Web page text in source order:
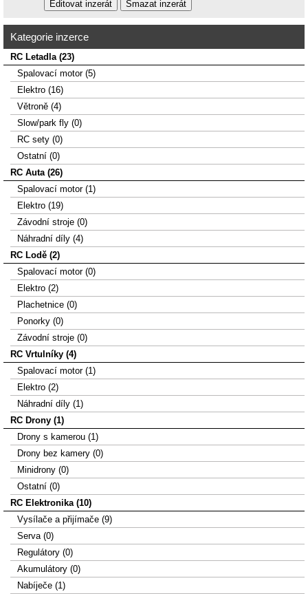
Kategorie inzerce
RC Letadla (23)
Spalovací­ motor (5)
Elektro (16)
Větroně (4)
Slow/park fly (0)
RC sety (0)
Ostatní (0)
RC Auta (26)
Spalovací motor (1)
Elektro (19)
Závodní stroje (0)
Náhradní díly (4)
RC Lodě (2)
Spalovací motor (0)
Elektro (2)
Plachetnice (0)
Ponorky (0)
Závodní stroje (0)
RC Vrtulníky (4)
Spalovací motor (1)
Elektro (2)
Náhradní díly (1)
RC Drony (1)
Drony s kamerou (1)
Drony bez kamery (0)
Minidrony (0)
Ostatní (0)
RC Elektronika (10)
Vysílače a přijímače (9)
Serva (0)
Regulátory (0)
Akumulátory (0)
Nabíječe (1)